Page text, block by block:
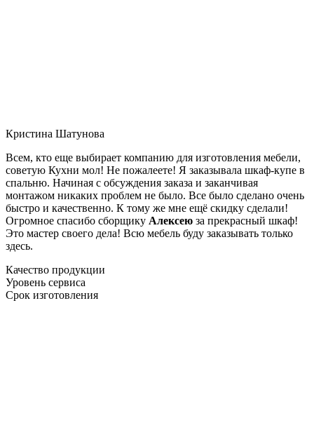
Кристина Шатунова
Всем, кто еще выбирает компанию для изготовления мебели,
советую Кухни мол! Не пожалеете! Я заказывала шкаф-купе в
спальню. Начиная с обсуждения заказа и заканчивая
монтажом никаких проблем не было. Все было сделано очень
быстро и качественно. К тому же мне ещё скидку сделали!
Огромное спасибо сборщику Алексею за прекрасный шкаф!
Это мастер своего дела! Всю мебель буду заказывать только
здесь.
Качество продукции
Уровень сервиса
Срок изготовления